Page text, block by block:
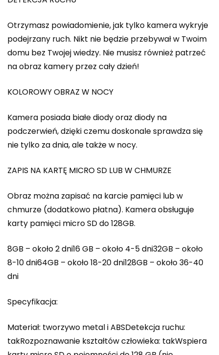
Otrzymasz powiadomienie, jak tylko kamera wykryje
podejrzany ruch. Nikt nie będzie przebywał w Twoim
domu bez Twojej wiedzy. Nie musisz również patrzeć
na obraz kamery przez cały dzień!
KOLOROWY OBRAZ W NOCY
Kamera posiada białe diody oraz diody na
podczerwień, dzięki czemu doskonale sprawdza się
nie tylko za dnia, ale także w nocy.
ZAPIS NA KARTĘ MICRO SD LUB W CHMURZE
Obraz można zapisać na karcie pamięci lub w
chmurze (dodatkowo płatna). Kamera obsługuje
karty pamięci micro SD do 128GB.
8GB – około 2 dni16 GB – około 4-5 dni32GB – około
8-10 dni64GB – około 18-20 dni128GB – około 36-40
dni
Specyfikacja:
Materiał: tworzywo metal i ABSDetekcja ruchu:
takRozpoznawanie kształtów człowieka: takWspiera